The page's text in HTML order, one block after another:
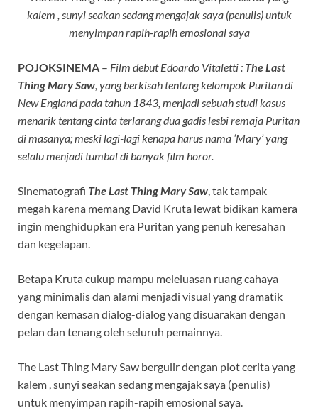
kalem , sunyi seakan sedang mengajak saya (penulis) untuk
menyimpan rapih-rapih emosional saya
POJOKSINEMA – Film debut Edoardo Vitaletti : The Last
Thing Mary Saw , yang berkisah tentang kelompok Puritan di
New England pada tahun 1843, menjadi sebuah studi kasus
menarik tentang cinta terlarang dua gadis lesbi remaja Puritan
di masanya; meski lagi-lagi kenapa harus nama ‘Mary’ yang
selalu menjadi tumbal di banyak film horor.
Sinematografi The Last Thing Mary Saw , tak tampak
megah karena memang David Kruta lewat bidikan kamera
ingin menghidupkan era Puritan yang penuh keresahan
dan kegelapan.
Betapa Kruta cukup mampu meleluasan ruang cahaya
yang minimalis dan alami menjadi visual yang dramatik
dengan kemasan dialog-dialog yang disuarakan dengan
pelan dan tenang oleh seluruh pemainnya.
The Last Thing Mary Saw bergulir dengan plot cerita yang
kalem , sunyi seakan sedang mengajak saya (penulis)
untuk menyimpan rapih-rapih emosional saya.